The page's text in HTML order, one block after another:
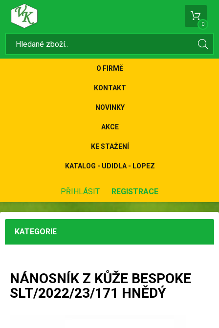
0
O FIRMĚ
KONTAKT
NOVINKY
AKCE
KE STAŽENÍ
KATALOG - UDIDLA - LOPEZ
PŘIHLÁSIT REGISTRACE
KATEGORIE
NÁNOSNÍK Z KŮŽE BESPOKE
SLT/2022/23/171 HNĚDÝ